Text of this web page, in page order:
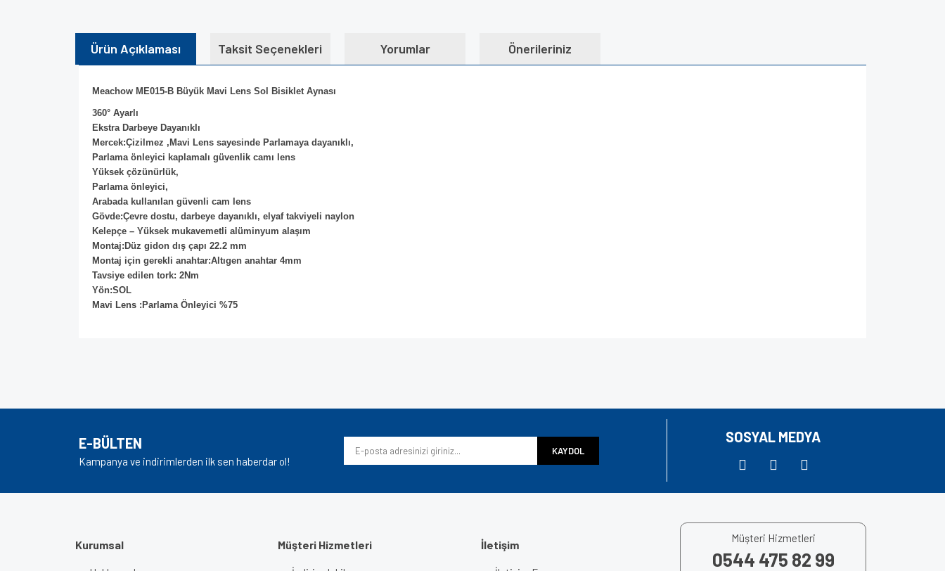
Ürün Açıklaması Taksit Seçenekleri Yorumlar Önerileriniz
Meachow ME015-B Büyük Mavi Lens Sol Bisiklet Aynası
360° Ayarlı
Ekstra Darbeye Dayanıklı
Mercek:Çizilmez ,Mavi Lens sayesinde Parlamaya dayanıklı,
Parlama önleyici kaplamalı güvenlik camı lens
Yüksek çözünürlük,
Parlama önleyici,
Arabada kullanılan güvenli cam lens
Gövde:Çevre dostu, darbeye dayanıklı, elyaf takviyeli naylon
Kelepçe – Yüksek mukavemetli alüminyum alaşım
Montaj:Düz gidon dış çapı 22.2 mm
Montaj için gerekli anahtar:Altıgen anahtar 4mm
Tavsiye edilen tork: 2Nm
Yön:SOL
Mavi Lens :Parlama Önleyici %75
Ürün resmi kalitesiz, bozuk veya görüntülenemiyor.
Ürün bilgilerinde hatalar bulunuyor.
E-BÜLTEN
Kampanya ve indirimlerden ilk sen haberdar ol!
KAYDOL
SOSYAL MEDYA
Kurumsal Müşteri Hizmetleri İletişim Müşteri Hizmetleri
0544 475 82 99